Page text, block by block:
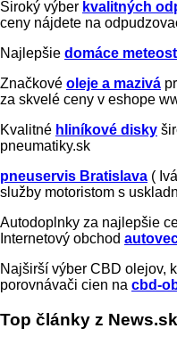
Široký výber kvalitných
ceny nájdete na
Najlepšie domáce
Značkové oleje a mazivá
za skvelé ceny v eshope
Kvalitné hliníkové disky
pneumatiky.sk
pneuservis Bratislava (
služby motoristom s
Autodoplnky za najlepšie
Internetový obchod
Najširší výber CBD olejov,
porovnávači cien na cbd-
Top články z News.sk